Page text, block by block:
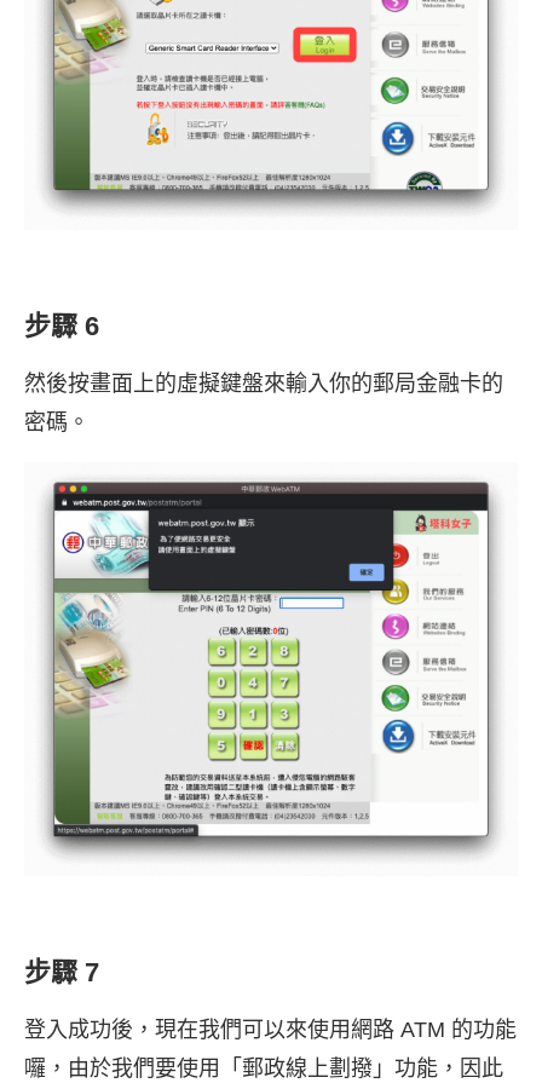
步驟 6
然後按畫面上的虛擬鍵盤來輸入你的郵局金融卡的
密碼。
步驟 7
登入成功後，現在我們可以來使用網路 ATM 的功能
囉，由於我們要使用「郵政線上劃撥」功能，因此